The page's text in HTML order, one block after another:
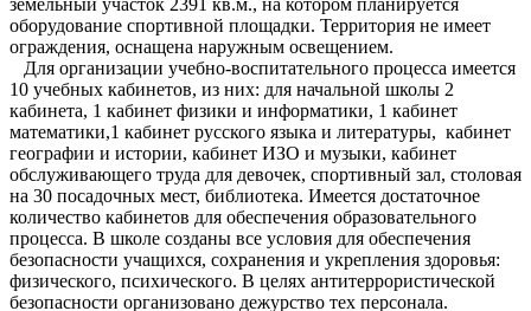
оборудование спортивной площадки. Территория не имеет
ограждения, оснащена наружным освещением.
Для организации учебно-воспитательного процесса имеется
10 учебных кабинетов, из них: для начальной школы 2
кабинета, 1 кабинет физики и информатики, 1 кабинет
математики,1 кабинет русского языка и литературы, кабинет
географии и истории, кабинет ИЗО и музыки, кабинет
обслуживающего труда для девочек, спортивный зал, столовая
на 30 посадочных мест, библиотека. Имеется достаточное
количество кабинетов для обеспечения образовательного
процесса. В школе созданы все условия для обеспечения
безопасности учащихся, сохранения и укрепления здоровья:
физического, психического. В целях антитеррористической
безопасности организовано дежурство тех персонала.